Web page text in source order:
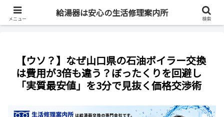
最短即日・全国対応・最大83%OFF
【ウソ？】なぜ山口県の石油ボイラー交換
は費用が3倍も違う？ぼったくりを回避し
「実質最安値」を3分で見抜く価格交渉術
メニュー
給湯器は安心の生活修理案内所
検索